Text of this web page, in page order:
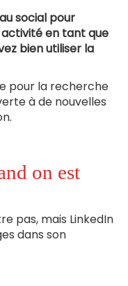
social pour
en tant que
bien utiliser la
pour la recherche
à de nouvelles
on est
pas, mais LinkedIn
dans son